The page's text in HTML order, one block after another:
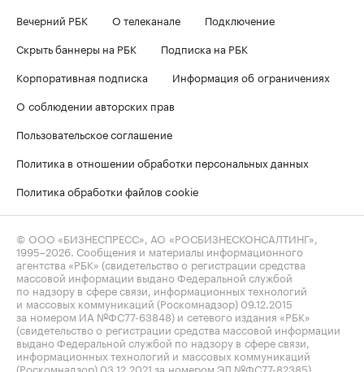
Вечерний РБК
О телеканале
Подключение
Скрыть баннеры на РБК
Подписка на РБК
Корпоративная подписка
Информация об ограничениях
О соблюдении авторских прав
Пользовательское соглашение
Политика в отношении обработки персональных данных
Политика обработки файлов cookie
© ООО «БИЗНЕСПРЕСС», АО «РОСБИЗНЕСКОНСАЛТИНГ»,
1995–2026 . Сообщения и материалы информационного
агентства «РБК» (свидетельство о регистрации средства
массовой информации выдано Федеральной службой
по надзору в сфере связи, информационных технологий
и массовых коммуникаций (Роскомнадзор) 09.12.2015
за номером ИА №ФС77-63848) и сетевого издания «РБК»
(свидетельство о регистрации средства массовой информации
выдано Федеральной службой по надзору в сфере связи,
информационных технологий и массовых коммуникаций
(Роскомнадзор) 03.12.2021 за номером ЭЛ №ФС77-82385)